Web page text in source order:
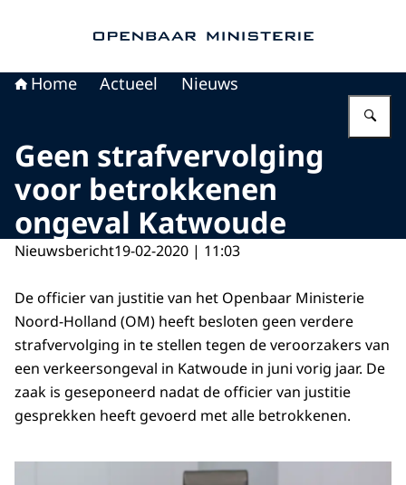
Home Actueel Nieuws
Geen strafvervolging
voor betrokkenen
ongeval Katwoude
Nieuwsbericht19-02-2020 | 11:03
De officier van justitie van het Openbaar Ministerie
Noord-Holland (OM) heeft besloten geen verdere
strafvervolging in te stellen tegen de veroorzakers van
een verkeersongeval in Katwoude in juni vorig jaar. De
zaak is geseponeerd nadat de officier van justitie
gesprekken heeft gevoerd met alle betrokkenen.